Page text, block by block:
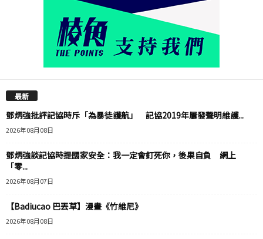
最新
鄧炳強批評記協時斥「為暴徒護航」 記協2019年屢發聲明維護...
2026年08月08日
鄧炳強談記協時提國家安全：我一定會釘死你，後果自負 網上
「零...
2026年08月07日
【Badiucao 巴丟草】漫畫《竹維尼》
2026年08月08日